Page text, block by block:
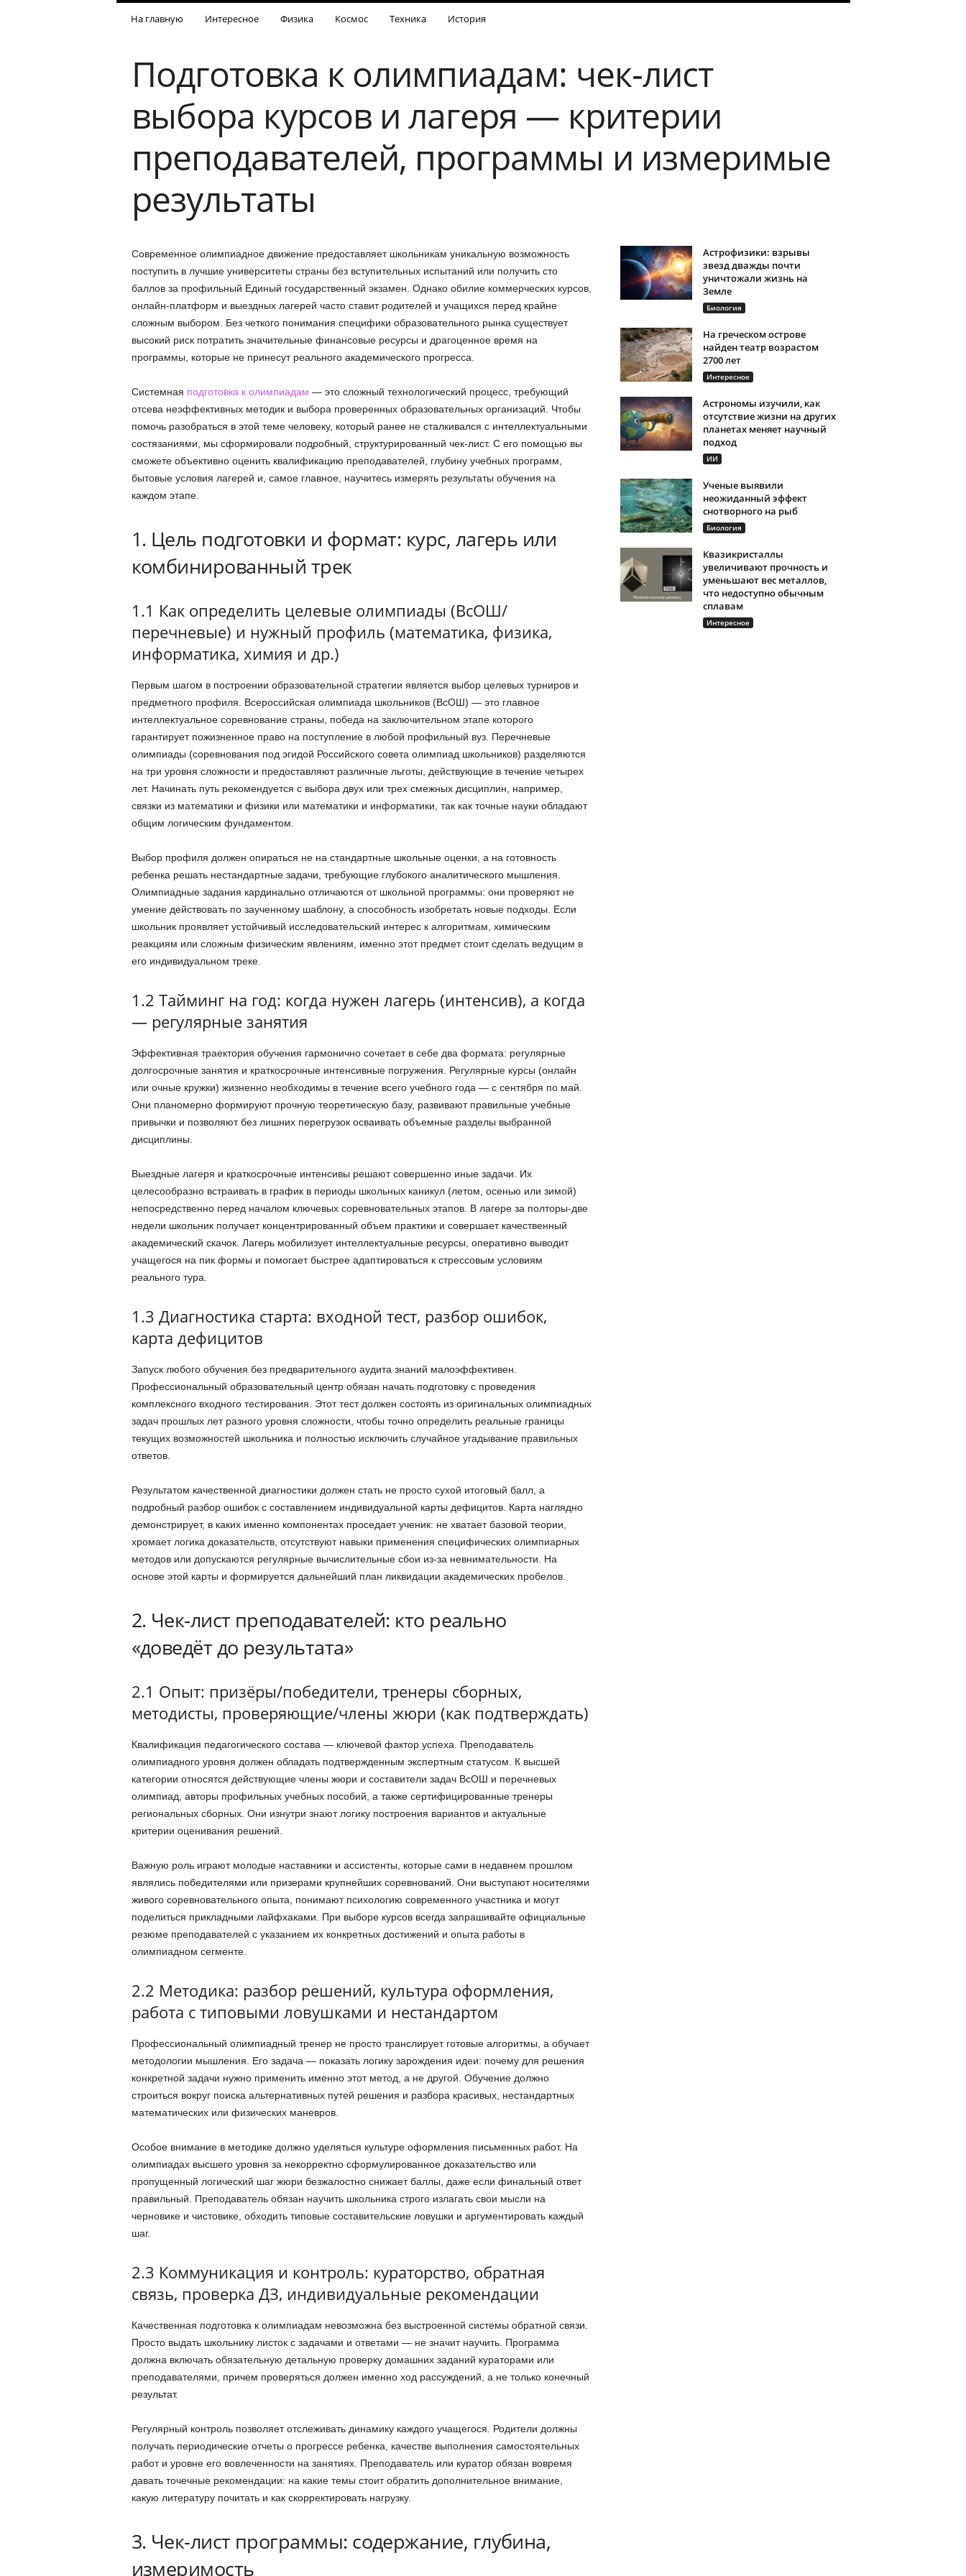
На главную Интересное Физика Космос Техника История
Подготовка к олимпиадам: чек‑лист
выбора курсов и лагеря — критерии
преподавателей, программы и измеримые
результаты
Современное олимпиадное движение предоставляет школьникам уникальную возможность
поступить в лучшие университеты страны без вступительных испытаний или получить сто
баллов за профильный Единый государственный экзамен. Однако обилие коммерческих курсов,
онлайн-платформ и выездных лагерей часто ставит родителей и учащихся перед крайне
сложным выбором. Без четкого понимания специфики образовательного рынка существует
высокий риск потратить значительные финансовые ресурсы и драгоценное время на
программы, которые не принесут реального академического прогресса.
Системная подготовка к олимпиадам — это сложный технологический процесс, требующий
отсева неэффективных методик и выбора проверенных образовательных организаций. Чтобы
помочь разобраться в этой теме человеку, который ранее не сталкивался с интеллектуальными
состязаниями, мы сформировали подробный, структурированный чек-лист. С его помощью вы
сможете объективно оценить квалификацию преподавателей, глубину учебных программ,
бытовые условия лагерей и, самое главное, научитесь измерять результаты обучения на
каждом этапе.
1. Цель подготовки и формат: курс, лагерь или
комбинированный трек
1.1 Как определить целевые олимпиады (ВсОШ/
перечневые) и нужный профиль (математика, физика,
информатика, химия и др.)
Первым шагом в построении образовательной стратегии является выбор целевых турниров и
предметного профиля. Всероссийская олимпиада школьников (ВсОШ) — это главное
интеллектуальное соревнование страны, победа на заключительном этапе которого
гарантирует пожизненное право на поступление в любой профильный вуз. Перечневые
олимпиады (соревнования под эгидой Российского совета олимпиад школьников) разделяются
на три уровня сложности и предоставляют различные льготы, действующие в течение четырех
лет. Начинать путь рекомендуется с выбора двух или трех смежных дисциплин, например,
связки из математики и физики или математики и информатики, так как точные науки обладают
общим логическим фундаментом.
Выбор профиля должен опираться не на стандартные школьные оценки, а на готовность
ребенка решать нестандартные задачи, требующие глубокого аналитического мышления.
Олимпиадные задания кардинально отличаются от школьной программы: они проверяют не
умение действовать по заученному шаблону, а способность изобретать новые подходы. Если
школьник проявляет устойчивый исследовательский интерес к алгоритмам, химическим
реакциям или сложным физическим явлениям, именно этот предмет стоит сделать ведущим в
его индивидуальном треке.
1.2 Тайминг на год: когда нужен лагерь (интенсив), а когда
— регулярные занятия
Эффективная траектория обучения гармонично сочетает в себе два формата: регулярные
долгосрочные занятия и краткосрочные интенсивные погружения. Регулярные курсы (онлайн
или очные кружки) жизненно необходимы в течение всего учебного года — с сентября по май.
Они планомерно формируют прочную теоретическую базу, развивают правильные учебные
привычки и позволяют без лишних перегрузок осваивать объемные разделы выбранной
дисциплины.
Выездные лагеря и краткосрочные интенсивы решают совершенно иные задачи. Их
целесообразно встраивать в график в периоды школьных каникул (летом, осенью или зимой)
непосредственно перед началом ключевых соревновательных этапов. В лагере за полторы-две
недели школьник получает концентрированный объем практики и совершает качественный
академический скачок. Лагерь мобилизует интеллектуальные ресурсы, оперативно выводит
учащегося на пик формы и помогает быстрее адаптироваться к стрессовым условиям
реального тура.
1.3 Диагностика старта: входной тест, разбор ошибок,
карта дефицитов
Запуск любого обучения без предварительного аудита знаний малоэффективен.
Профессиональный образовательный центр обязан начать подготовку с проведения
комплексного входного тестирования. Этот тест должен состоять из оригинальных олимпиадных
задач прошлых лет разного уровня сложности, чтобы точно определить реальные границы
текущих возможностей школьника и полностью исключить случайное угадывание правильных
ответов.
Результатом качественной диагностики должен стать не просто сухой итоговый балл, а
подробный разбор ошибок с составлением индивидуальной карты дефицитов. Карта наглядно
демонстрирует, в каких именно компонентах проседает ученик: не хватает базовой теории,
хромает логика доказательств, отсутствуют навыки применения специфических олимпиарных
методов или допускаются регулярные вычислительные сбои из-за невнимательности. На
основе этой карты и формируется дальнейший план ликвидации академических пробелов.
2. Чек‑лист преподавателей: кто реально
«доведёт до результата»
2.1 Опыт: призёры/победители, тренеры сборных,
методисты, проверяющие/члены жюри (как подтверждать)
Квалификация педагогического состава — ключевой фактор успеха. Преподаватель
олимпиадного уровня должен обладать подтвержденным экспертным статусом. К высшей
категории относятся действующие члены жюри и составители задач ВсОШ и перечневых
олимпиад, авторы профильных учебных пособий, а также сертифицированные тренеры
региональных сборных. Они изнутри знают логику построения вариантов и актуальные
критерии оценивания решений.
Важную роль играют молодые наставники и ассистенты, которые сами в недавнем прошлом
являлись победителями или призерами крупнейших соревнований. Они выступают носителями
живого соревновательного опыта, понимают психологию современного участника и могут
поделиться прикладными лайфхаками. При выборе курсов всегда запрашивайте официальные
резюме преподавателей с указанием их конкретных достижений и опыта работы в
олимпиадном сегменте.
2.2 Методика: разбор решений, культура оформления,
работа с типовыми ловушками и нестандартом
Профессиональный олимпиадный тренер не просто транслирует готовые алгоритмы, а обучает
методологии мышления. Его задача — показать логику зарождения идеи: почему для решения
конкретной задачи нужно применить именно этот метод, а не другой. Обучение должно
строиться вокруг поиска альтернативных путей решения и разбора красивых, нестандартных
математических или физических маневров.
Особое внимание в методике должно уделяться культуре оформления письменных работ. На
олимпиадах высшего уровня за некорректно сформулированное доказательство или
пропущенный логический шаг жюри безжалостно снижает баллы, даже если финальный ответ
правильный. Преподаватель обязан научить школьника строго излагать свои мысли на
черновике и чистовике, обходить типовые составительские ловушки и аргументировать каждый
шаг.
2.3 Коммуникация и контроль: кураторство, обратная
связь, проверка ДЗ, индивидуальные рекомендации
Качественная подготовка к олимпиадам невозможна без выстроенной системы обратной связи.
Просто выдать школьнику листок с задачами и ответами — не значит научить. Программа
должна включать обязательную детальную проверку домашних заданий кураторами или
преподавателями, причем проверяться должен именно ход рассуждений, а не только конечный
результат.
Регулярный контроль позволяет отслеживать динамику каждого учащегося. Родители должны
получать периодические отчеты о прогрессе ребенка, качестве выполнения самостоятельных
работ и уровне его вовлеченности на занятиях. Преподаватель или куратор обязан вовремя
давать точечные рекомендации: на какие темы стоит обратить дополнительное внимание,
какую литературу почитать и как скорректировать нагрузку.
3. Чек‑лист программы: содержание, глубина,
измеримость
Астрофизики: взрывы
звезд дважды почти
уничтожали жизнь на
Земле
Биология
На греческом острове
найден театр возрастом
2700 лет
Интересное
Астрономы изучили, как
отсутствие жизни на других
планетах меняет научный
подход
ИИ
Ученые выявили
неожиданный эффект
снотворного на рыб
Биология
Квазикристаллы
увеличивают прочность и
уменьшают вес металлов,
что недоступно обычным
сплавам
Интересное